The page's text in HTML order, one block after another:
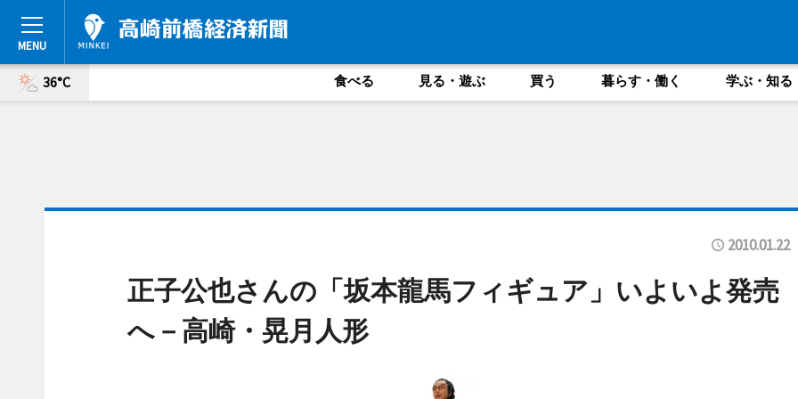
36°C 食べる 見る・遊ぶ 買う 暮らす・働く 学ぶ・知る
2010.01.22
正子公也さんの「坂本龍馬フィギュア」いよいよ発売
へ－高崎・晃月人形